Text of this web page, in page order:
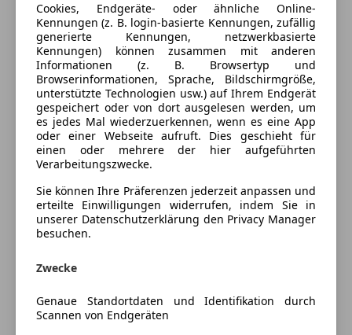
Komfort
Beheizbares Lenkrad
Lederlenkrad
Lordosenstütze
Massagesitze
Multifunktionslenkrad
Schlüssellose Zentralverriegelung
Unterhaltung/Media
Android Auto
Apple CarPlay
Induktionsladen für Smartphones
Fernlichtassistent
Mehr anzeigen
Farbe und Innenausstattung
Außenfarbe
Schwarz
Lackierung
Metallic
Preisbewertung
Mehr anzeigen
Versicherung
Kfz-Versicherung
Cookies, Endgeräte- oder ähnliche Online-
Kennungen (z. B. login-basierte Kennungen, zufällig
generierte Kennungen, netzwerkbasierte
Kennungen) können zusammen mit anderen
Informationen (z. B. Browsertyp und
Browserinformationen, Sprache, Bildschirmgröße,
unterstützte Technologien usw.) auf Ihrem Endgerät
gespeichert oder von dort ausgelesen werden, um
es jedes Mal wiederzuerkennen, wenn es eine App
oder einer Webseite aufruft. Dies geschieht für
einen oder mehrere der hier aufgeführten
Verarbeitungszwecke.
Sie können Ihre Präferenzen jederzeit anpassen und
erteilte Einwilligungen widerrufen, indem Sie in
unserer Datenschutzerklärung den Privacy Manager
besuchen.
Zwecke
Genaue Standortdaten und Identifikation durch
Scannen von Endgeräten